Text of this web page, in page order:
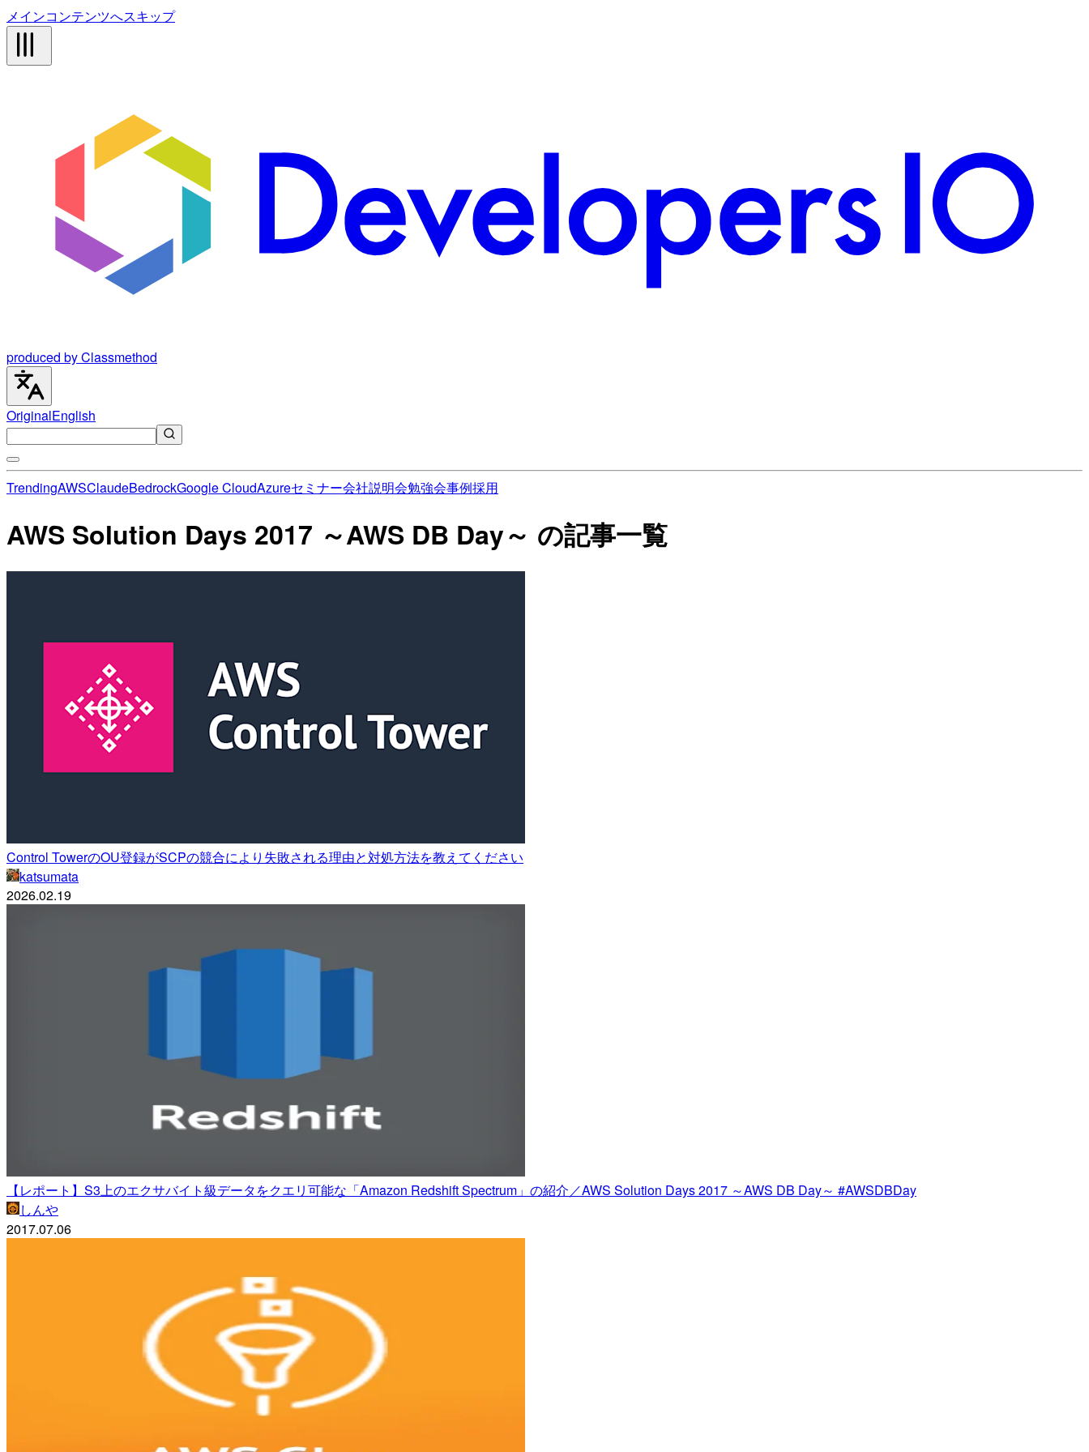
メインコンテンツへスキップ
produced by Classmethod
OriginalEnglish
TrendingAWSClaudeBedrockGoogle CloudAzureセミナー会社説明会勉強会事例採用
AWS Solution Days 2017 ～AWS DB Day～ の記事一覧
Control TowerのOU登録がSCPの競合により失敗される理由と対処方法を教えてください
katsumata
2026.02.19
【レポート】S3上のエクサバイト級データをクエリ可能な「Amazon Redshift Spectrum」の紹介／AWS Solution Days 2017 ～AWS DB Day～ #AWSDBDay
しんや
2017.07.06